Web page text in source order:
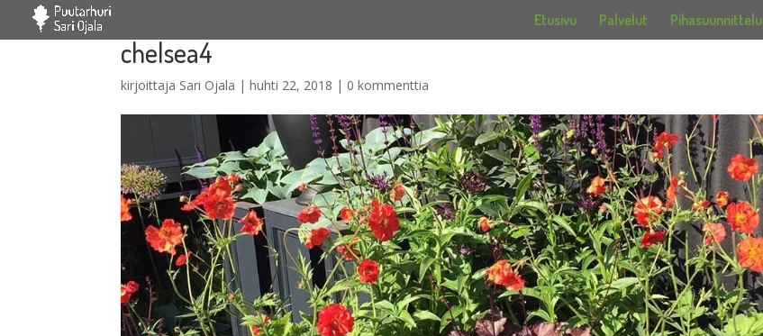
Etusivu Palvelut Pihasuunnittelu
chelsea4
kirjoittaja Sari Ojala |huhti 22, 2018 | 0 kommenttia